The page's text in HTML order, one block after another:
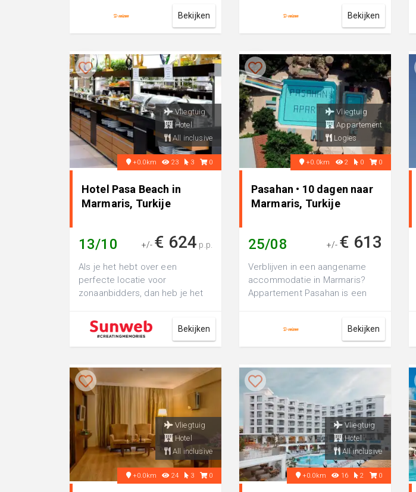
Bekijken Bekijken
Vliegtuig
Hotel
All inclusive
+0.0km 23 3 0
Hotel Pasa Beach in
Marmaris, Turkije
13/10 +/- € 624 p.p.
Als je het hebt over een
perfecte locatie voor
zonaanbidders, dan heb je het
Marmaris. Deze accomm...
Bekijken
Vliegtuig
Appartement
Logies
+0.0km 2 0 0
Pasahan • 10 dagen naar
Marmaris, Turkije
25/08 +/- € 613
Verblijven in een aangename
accommodatie in Marmaris?
Appartement Pasahan is een
appartement, perfect...
Bekijken
Vliegtuig
Hotel
All inclusive
+0.0km 24 3 0
Vliegtuig
Hotel
All inclusive
+0.0km 16 2 0